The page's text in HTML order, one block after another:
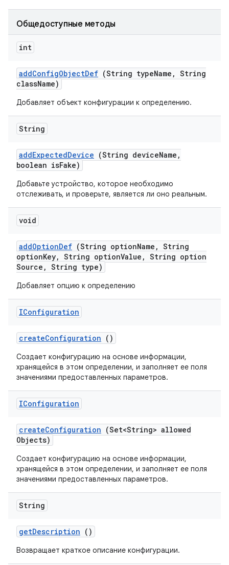
Общедоступные методы
int
addConfigObjectDef (String typeName , String
className)
Добавляет объект конфигурации к определению.
String
addExpectedDevice (String deviceName ,
boolean isFake)
Добавьте устройство, которое необходимо
отслеживать, и проверьте, является ли оно реальным.
void
addOptionDef (String optionName , String
optionKey, String optionValue , String option
Source , String type)
Добавляет опцию к определению
IConfiguration
createConfiguration ()
Создает конфигурацию на основе информации,
хранящейся в этом определении, и заполняет ее поля
значениями предоставленных параметров.
IConfiguration
createConfiguration (Set<String> allowed
Objects)
Создает конфигурацию на основе информации,
хранящейся в этом определении, и заполняет ее поля
значениями предоставленных параметров.
String
getDescription ()
Возвращает краткое описание конфигурации.